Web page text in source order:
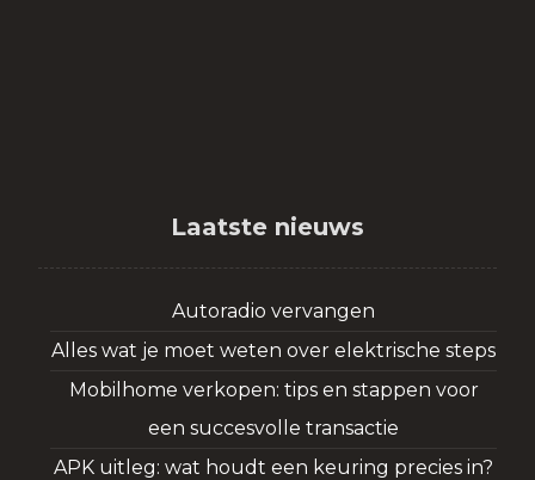
Laatste nieuws
Autoradio vervangen
Alles wat je moet weten over elektrische steps
Mobilhome verkopen: tips en stappen voor
een succesvolle transactie
APK uitleg: wat houdt een keuring precies in?